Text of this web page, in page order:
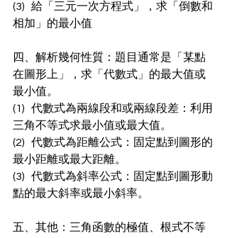
(3)   給「三元一次方程式」，求「倒數和
相加」的最小值
四、解析幾何性質：題目通常是「某點
在圖形上」，求「代數式」的最大值或
最小值。
(1)   代數式為兩線段和或兩線段差：利用
三角不等式求最小值或最大值。
(2)   代數式為距離公式：固定點到圖形的
最小距離或最大距離。
(3)   代數式為斜率公式：固定點到圖形動
點的最大斜率或最小斜率。
五、其他：三角函數的極值、根式不等